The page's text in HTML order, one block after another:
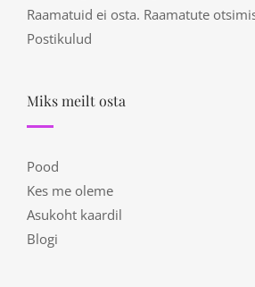
Raamatuid ei osta. Raamatute
Postikulud
Miks meilt osta
Pood
Kes me oleme
Asukoht kaardil
Blogi